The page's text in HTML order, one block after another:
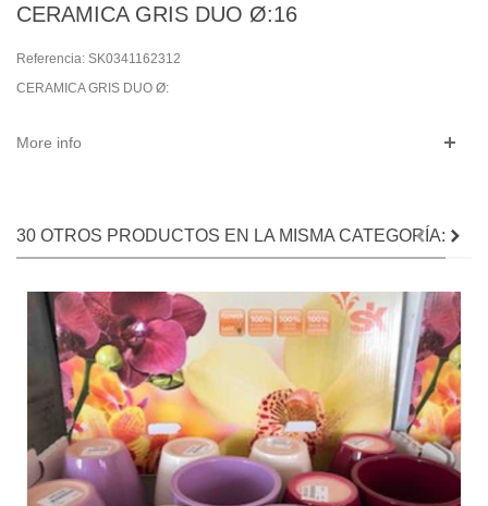
CERAMICA GRIS DUO Ø:16
Referencia: SK0341162312
CERAMICA GRIS DUO Ø:
More info
30 OTROS PRODUCTOS EN LA MISMA CATEGORÍA: